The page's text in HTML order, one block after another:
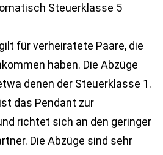
Steuerklasse 5
für verheiratete Paare, die
haben. Die Abzüge
denen der Steuerklasse 1.
das Pendant zur
richtet sich an den geringer
Die Abzüge sind sehr